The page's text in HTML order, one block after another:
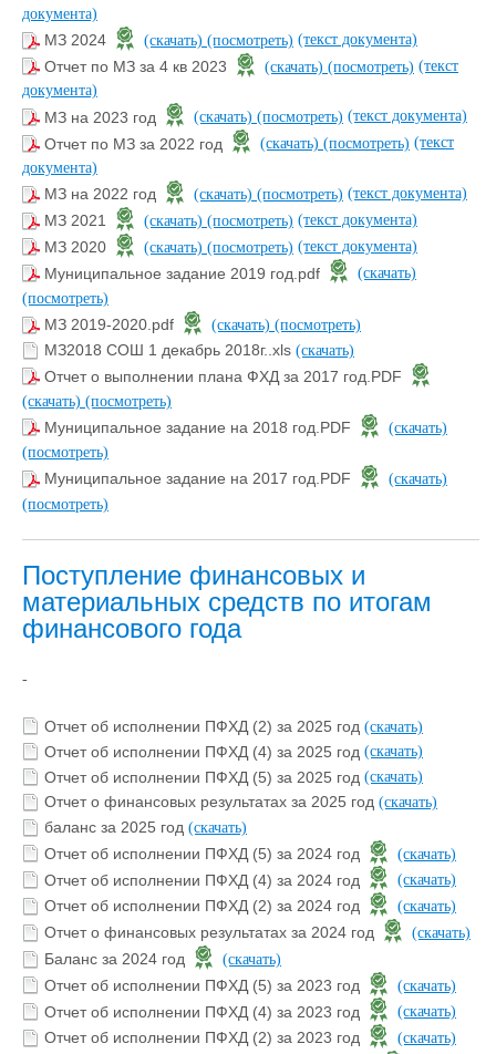
документа)
МЗ 2024 (скачать) (посмотреть) (текст документа)
Отчет по МЗ за 4 кв 2023 (скачать) (посмотреть) (текст
документа)
МЗ на 2023 год (скачать) (посмотреть) (текст документа)
Отчет по МЗ за 2022 год (скачать) (посмотреть) (текст
документа)
МЗ на 2022 год (скачать) (посмотреть) (текст документа)
МЗ 2021 (скачать) (посмотреть) (текст документа)
МЗ 2020 (скачать) (посмотреть) (текст документа)
Муниципальное задание 2019 год.pdf
(скачать)
(посмотреть)
МЗ 2019-2020.pdf (скачать) (посмотреть)
МЗ2018 СОШ 1 декабрь 2018г..xls (скачать)
Отчет о выполнении плана ФХД за 2017 год.PDF
(скачать) (посмотреть)
Муниципальное задание на 2018 год.PDF
(скачать)
(посмотреть)
Муниципальное задание на 2017 год.PDF
(скачать)
(посмотреть)
Поступление финансовых и
материальных средств по итогам
финансового года
-
Отчет об исполнении ПФХД (2) за 2025 год (скачать)
Отчет об исполнении ПФХД (4) за 2025 год (скачать)
Отчет об исполнении ПФХД (5) за 2025 год (скачать)
Отчет о финансовых результатах за 2025 год (скачать)
баланс за 2025 год (скачать)
Отчет об исполнении ПФХД (5) за 2024 год (скачать)
Отчет об исполнении ПФХД (4) за 2024 год (скачать)
Отчет об исполнении ПФХД (2) за 2024 год (скачать)
Отчет о финансовых результатах за 2024 год (скачать)
Баланс за 2024 год (скачать)
Отчет об исполнении ПФХД (5) за 2023 год (скачать)
Отчет об исполнении ПФХД (4) за 2023 год (скачать)
Отчет об исполнении ПФХД (2) за 2023 год (скачать)